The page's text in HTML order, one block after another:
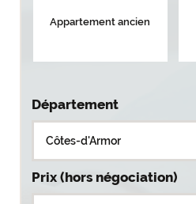
Appartement ancien
Département
Prix (hors négociation)